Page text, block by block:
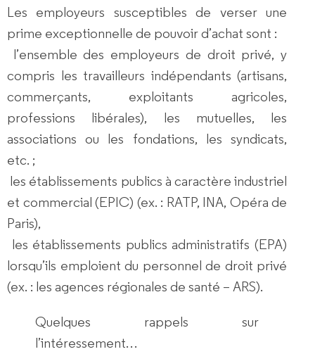
Les employeurs susceptibles de verser une
prime exceptionnelle de pouvoir d’achat sont :
l’ensemble des employeurs de droit privé, y
compris les travailleurs indépendants (artisans,
commerçants, exploitants agricoles,
professions libérales), les mutuelles, les
associations ou les fondations, les syndicats,
etc. ;
les établissements publics à caractère industriel
et commercial (EPIC) (ex. : RATP, INA, Opéra de
Paris),
les établissements publics administratifs (EPA)
lorsqu’ils emploient du personnel de droit privé
(ex. : les agences régionales de santé – ARS).
Quelques rappels sur
l’intéressement…